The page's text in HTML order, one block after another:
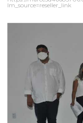
lm_source=reseller_link